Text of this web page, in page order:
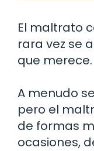
El maltrato
rara vez se
que merece.
A menudo
pero el
de formas
ocasiones,